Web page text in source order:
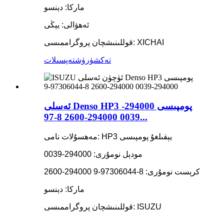
ماركا: دېنسو
ئەھۋالى: يېڭى
قوللىنىشچان پروگراممىسى: XICHAI
تەكشۈرۈشتەپسىلات
ئەسلى Denso HP3 پومپىسى 294000-
0039 294000-2600 8-97...
مەھسۇلات نامى: HP3 يېقىلغۇ پومپىسى
مودېل نومۇرى: 294000-0039
كرېست نومۇرى: 8-97306044-9 294000-2600
ماركا: دېنسو
قوللىنىشچان پروگراممىسى: ISUZU